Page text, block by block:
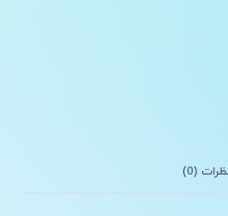
(0)